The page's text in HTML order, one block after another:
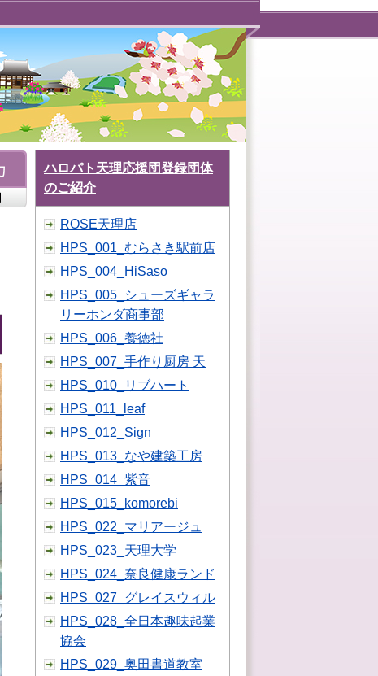
ハロパト天理応援団登録団体
のご紹介
ROSE天理店
HPS_001_むらさき駅前店
HPS_004_HiSaso
HPS_005_シューズギャラ
リーホンダ商事部
HPS_006_養徳社
HPS_007_手作り厨房 天
HPS_010_リブハート
HPS_011_leaf
HPS_012_Sign
HPS_013_なや建築工房
HPS_014_紫音
HPS_015_komorebi
HPS_022_マリアージュ
HPS_023_天理大学
HPS_024_奈良健康ランド
HPS_027_グレイスウィル
HPS_028_全日本趣味起業
協会
HPS_029_奥田書道教室